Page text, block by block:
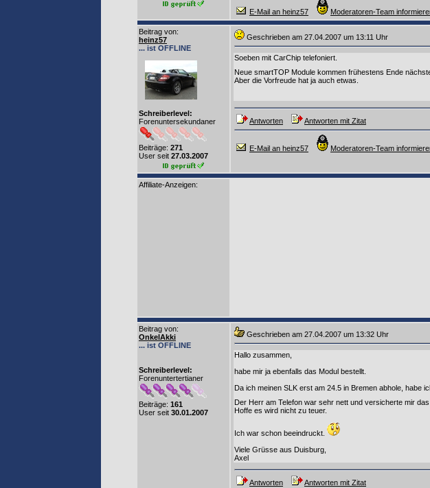
E-Mail an heinz57 Moderatoren-Team
Beitrag von:
heinz57
... ist OFFLINE
Schreiberlevel:
Forenuntersekundaner
Beiträge: 271
User seit 27.03.2007
Geschrieben am 27.04.2007 um 13:11 Uhr
Soeben mit CarChip telefoniert.
Neue smartTOP Module kommen frühestens Ende
Aber die Vorfreude hat ja auch etwas.
Antworten Antworten mit Zitat
E-Mail an heinz57 Moderatoren-Team
Affiliate-Anzeigen:
Beitrag von:
OnkelAkki
... ist OFFLINE
Schreiberlevel:
Forenuntertertianer
Beiträge: 161
User seit 30.01.2007
Geschrieben am 27.04.2007 um 13:32 Uhr
Hallo zusammen,
habe mir ja ebenfalls das Modul bestellt.
Da ich meinen SLK erst am 24.5 in Bremen abhole, habe
Der Herr am Telefon war sehr nett und versicherte mir
Hoffe es wird nicht zu teuer.
Ich war schon beeindruckt.
Viele Grüsse aus Duisburg,
Axel
Antworten Antworten mit Zitat